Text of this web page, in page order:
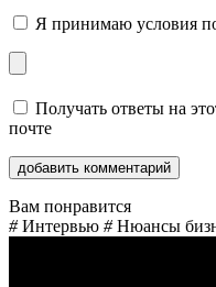
Я принимаю условия
Получать ответы на
почте
Вам понравится
# Интервью # Нюансы